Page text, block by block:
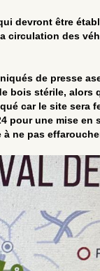
devront être
circulation des
de presse
bois stérile, alors
car le site sera
pour une mise en
ne pas